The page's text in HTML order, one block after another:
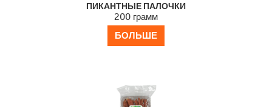
ПИКАНТНЫЕ ПАЛОЧКИ
200 грамм
БОЛЬШЕ